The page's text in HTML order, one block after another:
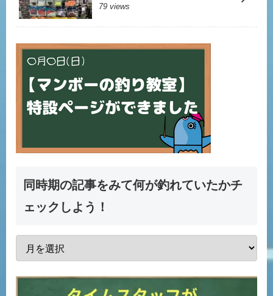
79 views
同時期の記事をみて何が釣れていたかチ
ェックしよう！